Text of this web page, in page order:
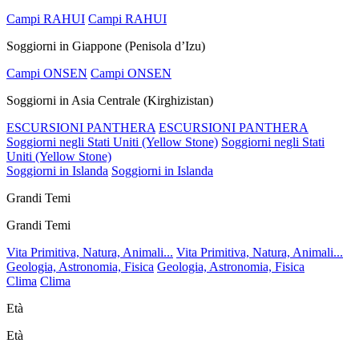
Campi RAHUI Campi RAHUI
Soggiorni in Giappone (Penisola d’Izu)
Campi ONSEN Campi ONSEN
Soggiorni in Asia Centrale (Kirghizistan)
ESCURSIONI PANTHERA ESCURSIONI PANTHERA
Soggiorni negli Stati Uniti (Yellow Stone) Soggiorni negli Stati
Uniti (Yellow Stone)
Soggiorni in Islanda Soggiorni in Islanda
Grandi Temi
Grandi Temi
Vita Primitiva, Natura, Animali... Vita Primitiva, Natura, Animali...
Geologia, Astronomia, Fisica Geologia, Astronomia, Fisica
Clima Clima
Età
Età